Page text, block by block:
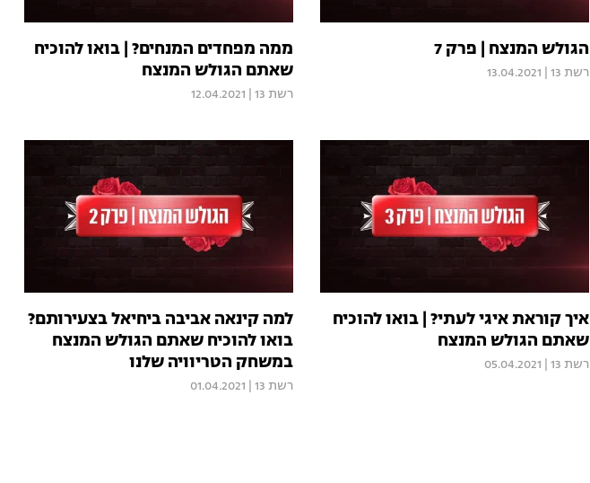
הגולש המנצח | פרק 7
רשת 13 13.04.2021
ממה מפחדים המנחים? | בואו להוכיח
שאתם הגולש המנצח
רשת 13 12.04.2021
איך קוראת איגי לעתי? | בואו להוכיח
שאתם הגולש המנצח
רשת 13 05.04.2021
למה קינאה אביבה ביחיאל בצעירותם?
בואו להוכיח שאתם הגולש המנצח
במשחק הטריוויה שלנו
רשת 13 01.04.2021